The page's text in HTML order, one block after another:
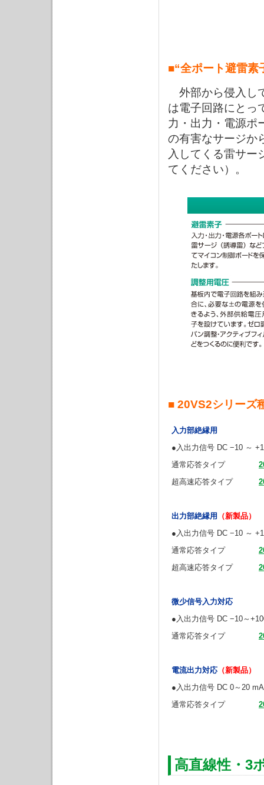
■“全ポート避雷素
外部から侵入し
は電子回路にとっ
力・出力・電源ポ
の有害なサージか
入してくる雷サー
てください）。
■ 20VS2シリーズ
入力部絶縁用
●入出力信号 DC −10 ～
通常応答タイプ
超高速応答タイプ
出力部絶縁用
（新製品）
●入出力信号 DC −10 ～
通常応答タイプ
超高速応答タイプ
微少信号入力対応
●入出力信号 DC −10～
通常応答タイプ
電流出力対応 （新製品）
●入出力信号 DC 0～20
通常応答タイプ
高直線性・3